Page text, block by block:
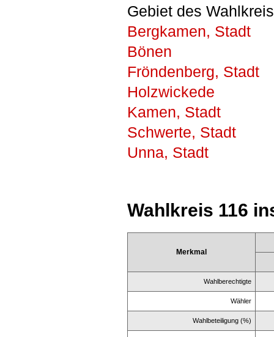
Gebiet des
Bergkamen, Stadt
Bönen
Fröndenberg, Stadt
Holzwickede
Kamen, Stadt
Schwerte, Stadt
Unna, Stadt
Wahlkreis 116
Merkmal
Wahlberechtigte
Wähler
Wahlbeteiligung (%)